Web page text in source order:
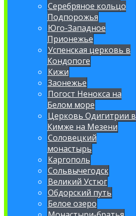
Серебряное кольцо
Подпорожья
Юго-Западное
Прионежье
Успенская церковь в
Кондопоге
Кижи
Заонежье
Погост Ненокса на
Белом море
Церковь Одигитрии в
Кимже на Мезени
Соловецкий
монастырь
Каргополь
Сольвычегодск
Великий Устюг
Обдорский путь
Белое озеро